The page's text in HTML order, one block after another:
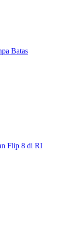
Batas
Flip 8 di RI